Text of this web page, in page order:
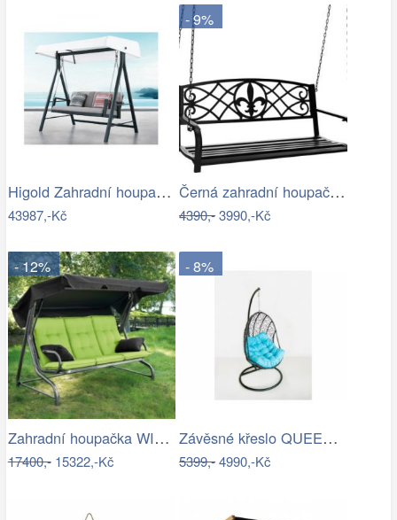
Higold Zahradní houpačka HIGOLD Emoti
43987,-Kč
- 9%
Černá zahradní houpačka Ameli
4390,-3990,-Kč
- 12%
Zahradní houpačka WIENN - GD
17400,-15322,-Kč
- 8%
Závěsné křeslo QUEEN, modrý sedák
5399,-4990,-Kč